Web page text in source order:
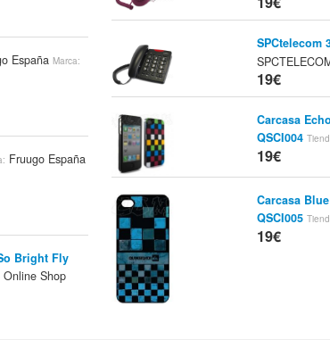
EspañaMarca:
Fruugo España
Bright Fly
Online Shop
SPCtelecom
19€
Carcasa
QSCI004
19€
Carcasa
QSCI005
19€